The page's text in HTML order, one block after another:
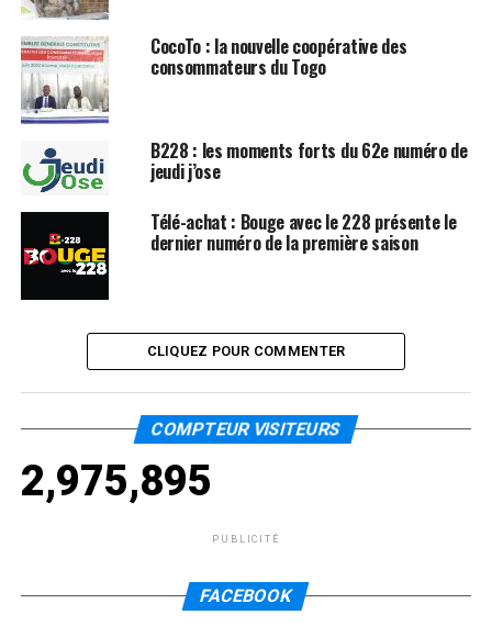
CocoTo : la nouvelle coopérative des
consommateurs du Togo
B228 : les moments forts du 62e numéro de
jeudi j’ose
Télé-achat : Bouge avec le 228 présente le
dernier numéro de la première saison
CLIQUEZ POUR COMMENTER
COMPTEUR VISITEURS
2,975,895
PUBLICITÉ
FACEBOOK